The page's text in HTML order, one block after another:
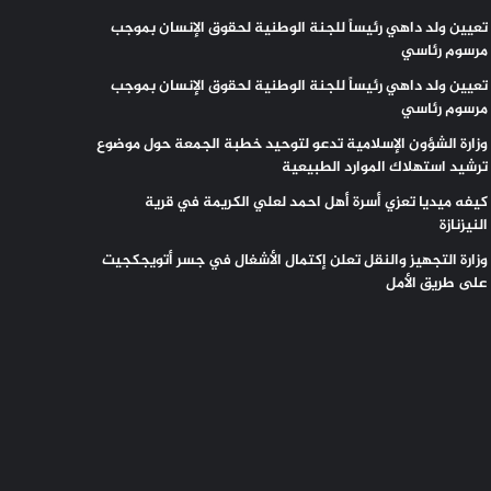
تعيين ولد داهي رئيساً للجنة الوطنية لحقوق الإنسان بموجب
مرسوم رئاسي
تعيين ولد داهي رئيساً للجنة الوطنية لحقوق الإنسان بموجب
مرسوم رئاسي
وزارة الشؤون الإسلامية تدعو لتوحيد خطبة الجمعة حول موضوع
ترشيد استهلاك الموارد الطبيعية
كيفه ميديا تعزي أسرة أهل احمد لعلي الكريمة في قرية
النيزنازة
وزارة التجهيز والنقل تعلن إكتمال الأشغال في جسر أتويجكجيت
على طريق الأمل